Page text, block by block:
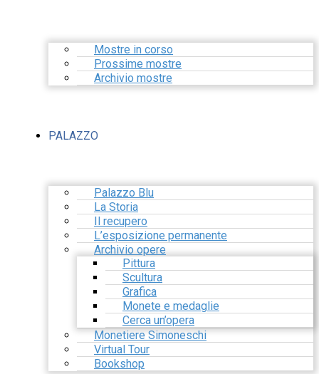
Mostre in corso
Prossime mostre
Archivio mostre
PALAZZO
Palazzo Blu
La Storia
Il recupero
L’esposizione permanente
Archivio opere
Pittura
Scultura
Grafica
Monete e medaglie
Cerca un’opera
Monetiere Simoneschi
Virtual Tour
Bookshop